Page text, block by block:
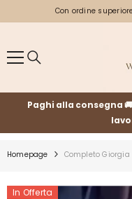
VAI DIRETTAMENTE AI CONTENUTI
Con ordine
Paghi alla consegna
Homepage Completo Giorgia
In Offerta